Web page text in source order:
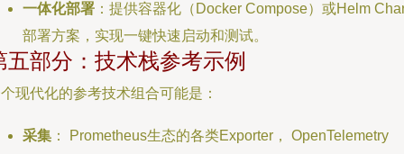
一体化部署 ：提供容器化（Docker Compose）或Helm
部署方案，实现一键快速启动和测试。
五部分：技术栈参考示例
现代化的参考技术组合可能是：
采集 ： Prometheus生态的各类Exporter， OpenTelemetry